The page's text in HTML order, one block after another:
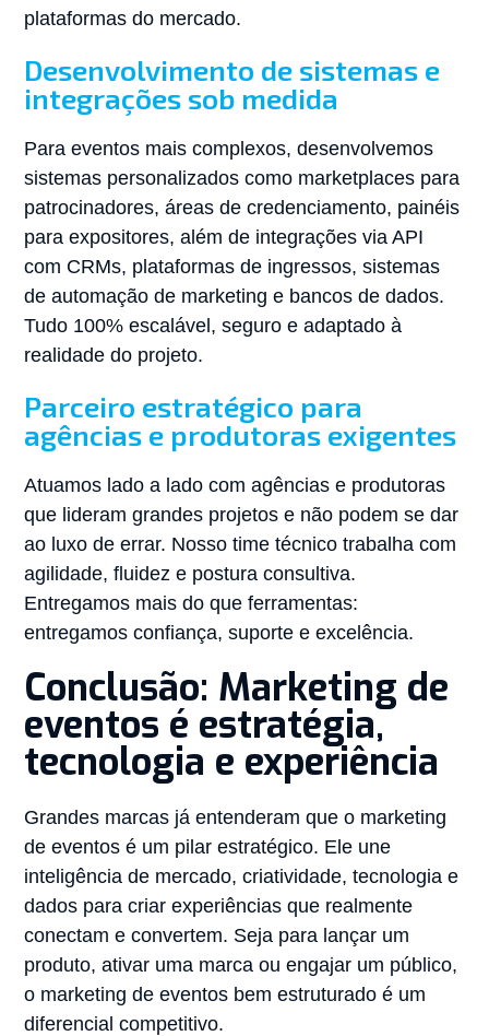
plataformas do mercado.
Desenvolvimento de sistemas e
integrações sob medida
Para eventos mais complexos, desenvolvemos
sistemas personalizados como marketplaces para
patrocinadores, áreas de credenciamento, painéis
para expositores, além de integrações via API
com CRMs, plataformas de ingressos, sistemas
de automação de marketing e bancos de dados.
Tudo 100% escalável, seguro e adaptado à
realidade do projeto.
Parceiro estratégico para
agências e produtoras exigentes
Atuamos lado a lado com agências e produtoras
que lideram grandes projetos e não podem se dar
ao luxo de errar. Nosso time técnico trabalha com
agilidade, fluidez e postura consultiva.
Entregamos mais do que ferramentas:
entregamos confiança, suporte e excelência.
Conclusão: Marketing de
eventos é estratégia,
tecnologia e experiência
Grandes marcas já entenderam que o marketing
de eventos é um pilar estratégico. Ele une
inteligência de mercado, criatividade, tecnologia e
dados para criar experiências que realmente
conectam e convertem. Seja para lançar um
produto, ativar uma marca ou engajar um público,
o marketing de eventos bem estruturado é um
diferencial competitivo.